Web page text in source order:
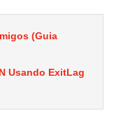
(Guia
Usando ExitLag